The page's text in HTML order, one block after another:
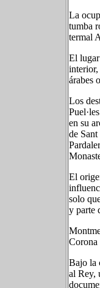
La
tumba
termal
El
interior,
árabes
Los
en su
de
El
solo
y parte
Corona
Bajo la
al Rey,